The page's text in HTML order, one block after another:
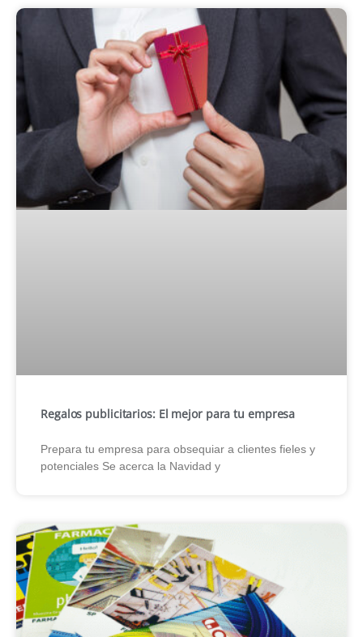
Regalos publicitarios: El mejor para tu empresa
Prepara tu empresa para obsequiar a clientes fieles y
potenciales Se acerca la Navidad y